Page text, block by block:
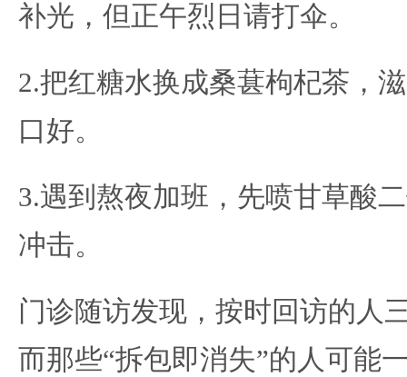
补光，但正午烈日请打伞。
2.把红糖水换成桑葚枸杞茶，
口好。
3.遇到熬夜加班，先喷甘草酸
冲击。
门诊随访发现，按时回访的人
而那些“拆包即消失”的人可能